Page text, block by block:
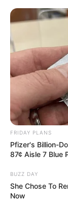
Remember
Era—See The
BRAINBERRIES
FRIDAY PLANS
Pfizer's Billion-
87¢ Aisle 7 Blue
BUZZ DAY
She Chose To
Now